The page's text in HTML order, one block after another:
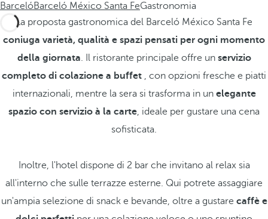
BarcelóBarceló México Santa FeGastronomia
La proposta gastronomica del Barceló México Santa Fe
coniuga varietà, qualità e spazi pensati per ogni momento
della giornata. Il ristorante principale offre un servizio
completo di colazione a buffet , con opzioni fresche e piatti
internazionali, mentre la sera si trasforma in un elegante
spazio con servizio à la carte, ideale per gustare una cena
sofisticata.
Inoltre, l'hotel dispone di 2 bar che invitano al relax sia
all'interno che sulle terrazze esterne. Qui potrete assaggiare
un'ampia selezione di snack e bevande, oltre a gustare caffè e